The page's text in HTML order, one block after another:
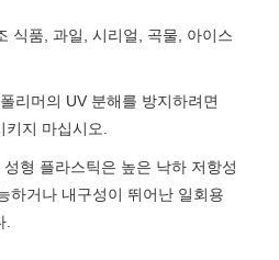
식품, 과일, 시리얼, 곡물, 아이스
리머의 UV 분해를 방지하려면
지 마십시오.
형 플라스틱은 높은 낙하 저항성
하거나 내구성이 뛰어난 일회용